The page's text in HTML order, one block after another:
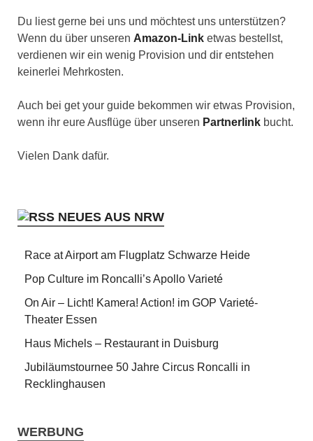
Du liest gerne bei uns und möchtest uns unterstützen?
Wenn du über unseren Amazon-Link etwas bestellst,
verdienen wir ein wenig Provision und dir entstehen
keinerlei Mehrkosten.
Auch bei get your guide bekommen wir etwas Provision,
wenn ihr eure Ausflüge über unseren Partnerlink bucht.
Vielen Dank dafür.
NEUES AUS NRW
Race at Airport am Flugplatz Schwarze Heide
Pop Culture im Roncalli’s Apollo Varieté
On Air – Licht! Kamera! Action! im GOP Varieté-
Theater Essen
Haus Michels – Restaurant in Duisburg
Jubiläumstournee 50 Jahre Circus Roncalli in
Recklinghausen
WERBUNG